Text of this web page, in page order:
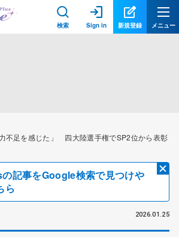
検索 Sign in 新規登録 メニュー
不足を感じた」 四大陸選手権でSP2位から表彰
記事をGoogle検索で見つけや
ら
2026.01.25